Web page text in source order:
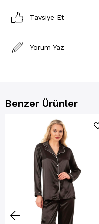
Tavsiye Et
Yorum Yaz
Benzer Ürünler